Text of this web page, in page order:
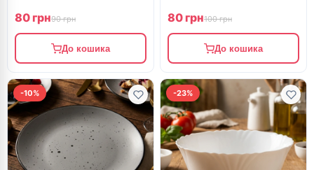
80 грн90 грн
До кошика
80 грн100 грн
До кошика
-10% -23%